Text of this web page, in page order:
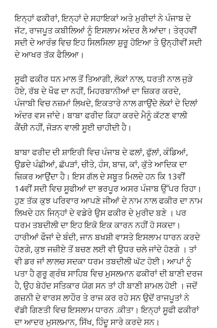
ਇਨ੍ਹਾਂ ਫਕੀਰਾਂ, ਇਨ੍ਹਾਂ ਦੇ ਸਹਾਇਕਾਂ ਅਤੇ ਮੁਰੀਦਾਂ ਨੇ ਪੰਜਾਬ ਦੇ
ਜੱਟ, ਰਾਜਪੂਤ ਕਬੀਲਿਆਂ ਨੂੰ ਇਸਲਾਮ ਅੰਦਰ ਲੈ ਆਂਦਾ। ਤੇਰ੍ਹਵੀਂ
ਸਦੀ ਦੇ ਆਰੰਭ ਵਿਚ ਇਹ ਸਿਲਸਿਲਾ ਸ਼ੁਰੂ ਹੋਇਆ ਤੇ ਉਨ੍ਹੀਵੀਂ ਸਦੀ
ਦੇ ਆਖਰ ਤੱਕ ਫੈਲਿਆ।
ਸੂਫੀ ਫਕੀਰ ਧਨ ਮਾਲ ਤੋਂ ਤਿਆਗੀ, ਲੋਕਾਂ ਨਾਲ, ਧਰਤੀ ਨਾਲ ਜੁੜੇ
ਹੋਏ, ਰੱਬ ਦੇ ਖੌਫ ਦਾ ਨਹੀਂ, ਮਿਹਰਬਾਨੀਆਂ ਦਾ ਜ਼ਿਕਰ ਕਰਦੇ,
ਪੰਜਾਬੀ ਵਿਚ ਨਜ਼ਮਾਂ ਲਿਖਦੇ, ਇਕਤਾਰੇ ਨਾਲ ਗਾਉਂਦੇ ਲੋਕਾਂ ਦੇ ਦਿਲਾਂ
ਅੰਦਰ ਵਸ ਜਾਂਦੇ। ਬਾਬਾ ਫਰੀਦ ਕਿਹਾ ਕਰਦੇ ਮੈਨੂੰ ਕੱਟਣ ਵਾਲੀ
ਕੈਂਚੀ ਨਹੀਂ, ਜੋੜਨ ਵਾਲੀ ਸੂਈ ਚਾਹੀਦੀ ਹੈ।
ਬਾਬਾ ਫਰੀਦ ਦੀ ਸ਼ਾਇਰੀ ਵਿਚ ਪੰਜਾਬ ਦੇ ਫਲਾਂ, ਫੁੱਲਾਂ, ਕੰਡਿਆਂ,
ਉਡਦੇ ਪੰਛੀਆਂ, ਛੱਪੜਾਂ, ਚੀਤੇ, ਹੰਸ, ਬਾਜ਼, ਕਾਂ, ਕੁੱਤੇ ਆਦਿਕ ਦਾ
ਜ਼ਿਕਰ ਆਉਂਦਾ ਹੈ। ਇਸ ਗੱਲ ਦੇ ਸਬੂਤ ਮਿਲਦੇ ਹਨ ਕਿ 13ਵੀਂ
14ਵੀਂ ਸਦੀ ਵਿਚ ਸੂਫੀਆਂ ਦਾ ਭਰਪੂਰ ਅਸਰ ਪੰਜਾਬ ਉੱਪਰ ਰਿਹਾ।
ਹੁਣ ਤੱਕ ਕੁਝ ਪਰਿਵਾਰ ਆਪਣੇ ਜੀਆਂ ਦੇ ਨਾਮ ਨਾਲ ਫਕੀਰ ਦਾ ਨਾਮ
ਲਿਖਦੇ ਹਨ ਜਿਨ੍ਹਾਂ ਦੇ ਵਡੇਰੇ ਉਸ ਫਕੀਰ ਦੇ ਮੁਰੀਦ ਬਣੇ । ਪਰ
ਧਰਮ ਤਬਦੀਲੀ ਦਾ ਇਹ ਇਕੋ ਇਕ ਕਾਰਨ ਨਹੀਂ ਹੋ ਸਕਦਾ।
ਹਾਰੀਆਂ ਫੌਜਾਂ ਦੇ ਬੰਦੀ, ਜਾਨ ਬਖਸ਼ੀ ਵਾਸਤੇ ਇਸਲਾਮ ਧਾਰਨ ਕਰਦੇ
ਹੋਣਗੇ, ਕੁਝ ਜਜ਼ੀਏ ਤੋਂ ਬਚਣ ਲਈ ਵੀ ਉਧਰ ਚਲੇ ਜਾਂਦੇ ਹੋਣਗੇ । ਤਾਂ
ਵੀ ਡਰ ਜਾਂ ਲਾਲਚ ਸਦਕਾ ਧਰਮ ਤਬਦੀਲੀ ਘੱਟ ਹੋਈ। ਆਪਾਂ ਨੂੰ
ਪਤਾ ਹੈ ਗੁਰੂ ਗ੍ਰੰਥ ਸਾਹਿਬ ਵਿਚ ਮੁਸਲਮਾਨ ਫਕੀਰਾਂ ਦੀ ਬਾਣੀ ਦਰਜ
ਹੈ, ਉਹ ਬੇਹੱਦ ਸਤਿਕਾਰ ਯੋਗ ਸਨ ਤਾਂ ਹੀ ਬਾਣੀ ਸ਼ਾਮਲ ਹੋਈ । ਜਦੋਂ
ਗਜ਼ਨੀ ਦੇ ਵਾਰਸ ਲਾਹੌਰ ਤੇ ਰਾਜ ਕਰ ਰਹੇ ਸਨ ਉਦੋਂ ਰਾਜਪੂਤਾਂ ਨੇ
ਵੱਡੀ ਗਿਣਤੀ ਵਿਚ ਇਸਲਾਮ ਧਾਰਨ .ਕੀਤਾ। ਇਨ੍ਹਾਂ ਸੂਫੀ ਫਕੀਰਾਂ
ਦਾ ਆਦਰ ਮੁਸਲਮਾਨ, ਸਿੱਖ, ਹਿੰਦੂ ਸਾਰੇ ਕਰਦੇ ਸਨ।